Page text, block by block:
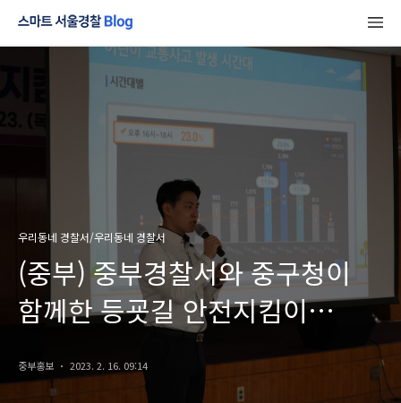
우리동네 경찰서/우리동네 경찰서
(중부) 중부경찰서와 중구청이
함께한 등굣길 안전지킴이
교통안전교육 진행 현장!
중부홍보 2023. 2. 16. 09:14